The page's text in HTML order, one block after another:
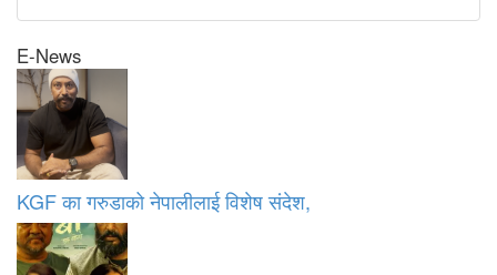
E-News
KGF का गरुडाको नेपालीलाई विशेष संदेश,